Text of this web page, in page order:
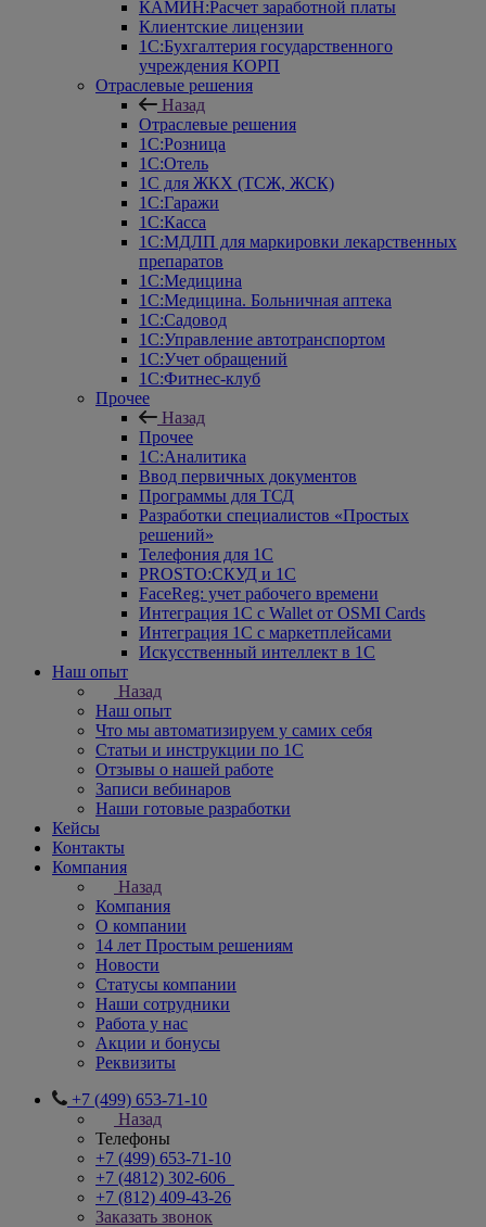
КАМИН:Расчет заработной платы
Клиентские лицензии
1С:Бухгалтерия государственного
учреждения КОРП
Отраслевые решения
Назад
Отраслевые решения
1С:Розница
1С:Отель
1С для ЖКХ (ТСЖ, ЖСК)
1С:Гаражи
1С:Касса
1С:МДЛП для маркировки лекарственных
препаратов
1С:Медицина
1С:Медицина. Больничная аптека
1С:Садовод
1С:Управление автотранспортом
1С:Учет обращений
1С:Фитнес-клуб
Прочее
Назад
Прочее
1С:Аналитика
Ввод первичных документов
Программы для ТСД
Разработки специалистов «Простых
решений»
Телефония для 1С
PROSTO:СКУД и 1С
FaceReg: учет рабочего времени
Интеграция 1С с Wallet от OSMI Cards
Интеграция 1С с маркетплейсами
Искусственный интеллект в 1С
Наш опыт
Назад
Наш опыт
Что мы автоматизируем у самих себя
Статьи и инструкции по 1С
Отзывы о нашей работе
Записи вебинаров
Наши готовые разработки
Кейсы
Контакты
Компания
Назад
Компания
О компании
14 лет Простым решениям
Новости
Статусы компании
Наши сотрудники
Работа у нас
Акции и бонусы
Реквизиты
+7 (499) 653-71-10
Назад
Телефоны
+7 (499) 653-71-10
+7 (4812) 302-606
+7 (812) 409-43-26
Заказать звонок